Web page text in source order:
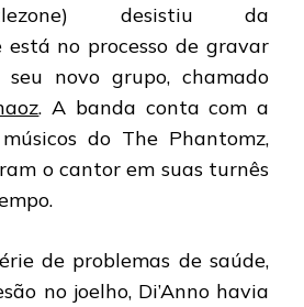
desistiu da
no processo de gravar
novo grupo, chamado
. A banda conta com a
do The Phantomz,
o cantor em suas turnês
de problemas de saúde,
no joelho, Di’Anno havia